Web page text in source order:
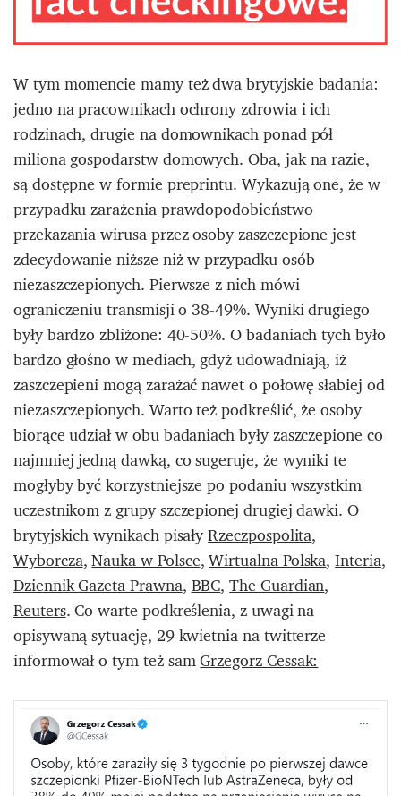
W tym momencie mamy też dwa brytyjskie badania:
jednona pracownikach ochrony zdrowia i ich
rodzinach,drugiena domownikach ponad pół
miliona gospodarstw domowych. Oba, jak na razie,
są dostępne w formie preprintu. Wykazują one, że w
przypadku zarażenia prawdopodobieństwo
przekazania wirusa przez osoby zaszczepione jest
zdecydowanie niższe niż w przypadku osób
niezaszczepionych. Pierwsze z nich mówi
ograniczeniu transmisji o 38-49%. Wyniki drugiego
były bardzo zbliżone: 40-50%. O badaniach tych było
bardzo głośno w mediach, gdyż udowadniają, iż
zaszczepieni mogą zarażać nawet o połowę słabiej od
niezaszczepionych. Warto też podkreślić, że osoby
biorące udział w obu badaniach były zaszczepione co
najmniej jedną dawką, co sugeruje, że wyniki te
mogłyby być korzystniejsze po podaniu wszystkim
uczestnikom z grupy szczepionej drugiej dawki. O
brytyjskich wynikach pisałyRzeczpospolita,
Wyborcza,Nauka w Polsce,Wirtualna Polska,Interia,
Dziennik Gazeta Prawna,BBC,The Guardian,
Reuters. Co warte podkreślenia, z uwagi na
opisywaną sytuację, 29 kwietnia na twitterze
informował o tym też samGrzegorz Cessak: